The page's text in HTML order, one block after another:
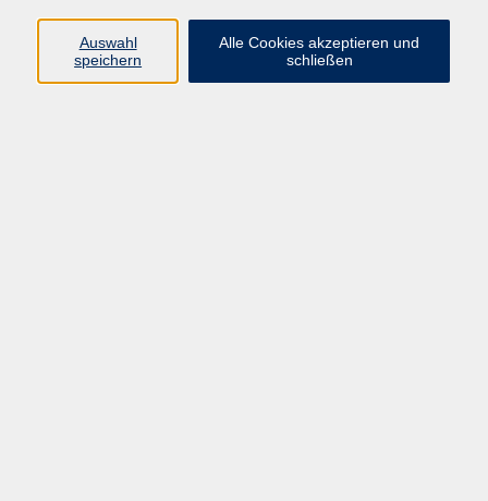
Auswahl
speichern
Alle Cookies akzeptieren und
schließen